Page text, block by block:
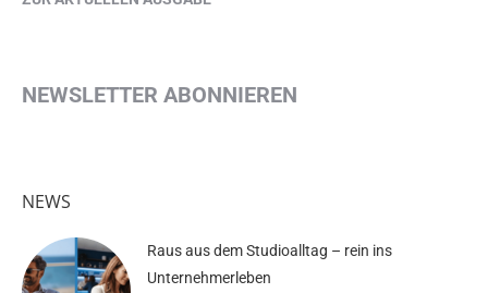
NEWSLETTER ABONNIEREN
NEWS
Raus aus dem Studioalltag – rein ins
Unternehmerleben